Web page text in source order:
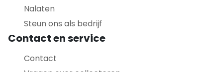
Nalaten
Steun ons als bedrijf
Contact en service
Contact